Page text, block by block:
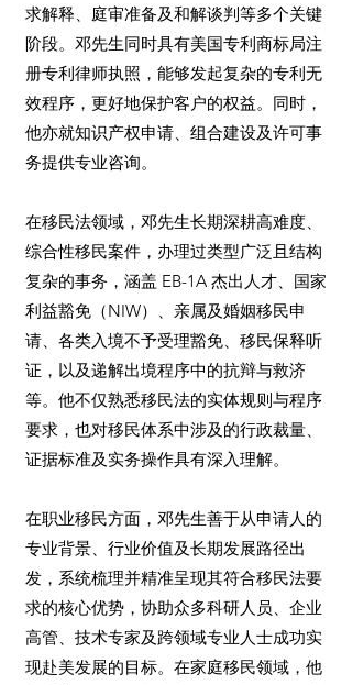
求解释、庭审准备及和解谈判等多个关键
阶段。邓先生同时具有美国专利商标局注
册专利律师执照，能够发起复杂的专利无
效程序，更好地保护客户的权益。同时，
他亦就知识产权申请、组合建设及许可事
务提供专业咨询。
在移民法领域，邓先生长期深耕高难度、
综合性移民案件，办理过类型广泛且结构
复杂的事务，涵盖 EB-1A 杰出人才、国家
利益豁免（NIW）、亲属及婚姻移民申
请、各类入境不予受理豁免、移民保释听
证，以及递解出境程序中的抗辩与救济
等。他不仅熟悉移民法的实体规则与程序
要求，也对移民体系中涉及的行政裁量、
证据标准及实务操作具有深入理解。
在职业移民方面，邓先生善于从申请人的
专业背景、行业价值及长期发展路径出
发，系统梳理并精准呈现其符合移民法要
求的核心优势，协助众多科研人员、企业
高管、技术专家及跨领域专业人士成功实
现赴美发展的目标。在家庭移民领域，他